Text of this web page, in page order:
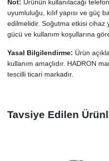
Not: Ürünün kullanılacağı
uyumluluğu, kılıf yapısı ve güç
edilmelidir. Soğutma etkisi cihaz
gücü ve kullanım koşullarına
Yasal Bilgilendirme: Ürün
kullanım amaçlıdır. HADRON
tescilli ticari markadır.
Tavsiye Edilen